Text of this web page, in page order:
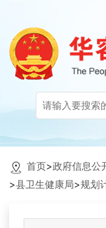
首页>政府信息公
>县卫生健康局>规划